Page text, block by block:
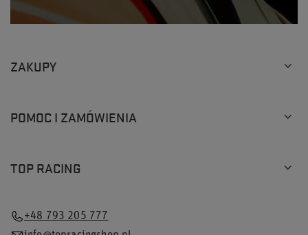
ZAKUPY
POMOC I ZAMÓWIENIA
TOP RACING
+48 793 205 777